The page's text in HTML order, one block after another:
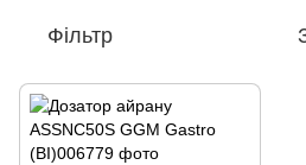
Фільтр